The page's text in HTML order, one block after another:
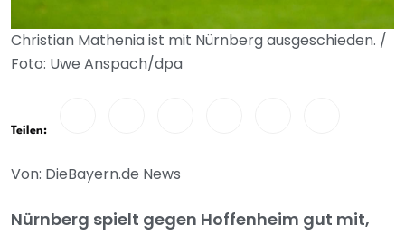
Christian Mathenia ist mit Nürnberg ausgeschieden. /
Foto: Uwe Anspach/dpa
Teilen:
Von: DieBayern.de News
Nürnberg spielt gegen Hoffenheim gut mit,